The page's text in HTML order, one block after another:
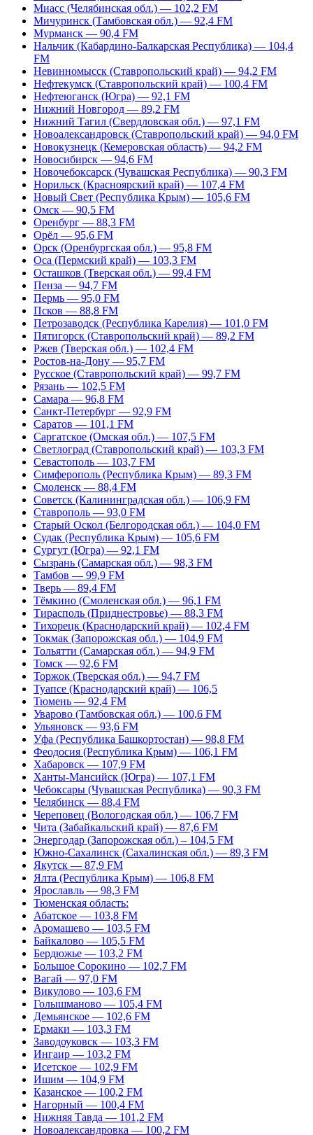
Миасс (Челябинская обл.) — 102,2 FM
Мичуринск (Тамбовская обл.) — 92,4 FM
Мурманск — 90,4 FM
Нальчик (Кабардино-Балкарская Республика) — 104,4
FM
Невинномысск (Ставропольский край) — 94,2 FM
Нефтекумск (Ставропольский край) — 100,4 FM
Нефтеюганск (Югра) — 92,1 FM
Нижний Новгород — 89,2 FM
Нижний Тагил (Свердловская обл.) — 97,1 FM
Новоалександровск (Ставропольский край) — 94,0 FM
Новокузнецк (Кемеровская область) — 94,2 FM
Новосибирск — 94,6 FM
Новочебоксарск (Чувашская Республика) — 90,3 FM
Норильск (Красноярский край) — 107,4 FM
Новый Свет (Республика Крым) — 105,6 FM
Омск — 90,5 FM
Оренбург — 88,3 FM
Орёл — 95,6 FM
Орск (Оренбургская обл.) — 95,8 FM
Оса (Пермский край) — 103,3 FM
Осташков (Тверская обл.) — 99,4 FM
Пенза — 94,7 FM
Пермь — 95,0 FM
Псков — 88,8 FM
Петрозаводск (Республика Карелия) — 101,0 FM
Пятигорск (Ставропольский край) — 89,2 FM
Ржев (Тверская обл.) — 102,4 FM
Ростов-на-Дону — 95,7 FM
Русское (Ставропольский край) — 99,7 FM
Рязань — 102,5 FM
Самара — 96,8 FM
Санкт-Петербург — 92,9 FM
Саратов — 101,1 FM
Саргатское (Омская обл.) — 107,5 FM
Светлоград (Ставропольский край) — 103,3 FM
Севастополь — 103,7 FM
Симферополь (Республика Крым) — 89,3 FM
Смоленск — 88,4 FM
Советск (Калининградская обл.) — 106,9 FM
Ставрополь — 93,0 FM
Старый Оскол (Белгородская обл.) — 104,0 FM
Судак (Республика Крым) — 105,6 FM
Сургут (Югра) — 92,1 FM
Сызрань (Самарская обл.) — 98,3 FM
Тамбов — 99,9 FM
Тверь — 89,4 FM
Тёмкино (Смоленская обл.) — 96,1 FM
Тирасполь (Приднестровье) — 88,3 FM
Тихорецк (Краснодарский край) — 102,4 FM
Токмак (Запорожская обл.) — 104,9 FM
Тольятти (Самарская обл.) — 94,9 FM
Томск — 92,6 FM
Торжок (Тверская обл.) — 94,7 FM
Туапсе (Краснодарский край) — 106,5
Тюмень — 92,4 FM
Уварово (Тамбовская обл.) — 100,6 FM
Ульяновск — 93,6 FM
Уфа (Республика Башкортостан) — 98,8 FM
Феодосия (Республика Крым) — 106,1 FM
Хабаровск — 107,9 FM
Ханты-Мансийск (Югра) — 107,1 FM
Чебоксары (Чувашская Республика) — 90,3 FM
Челябинск — 88,4 FM
Череповец (Вологодская обл.) — 106,7 FM
Чита (Забайкальский край) — 87,6 FM
Энергодар (Запорожская обл.) – 104,5 FM
Южно-Сахалинск (Сахалинская обл.) — 89,3 FM
Якутск — 87,9 FM
Ялта (Республика Крым) — 106,8 FM
Ярославль — 98,3 FM
Тюменская область:
Абатское — 103,8 FM
Аромашево — 103,5 FM
Байкалово — 105,5 FM
Бердюжье — 103,2 FM
Большое Сорокино — 102,7 FM
Вагай — 97,0 FM
Викулово — 103,6 FM
Голышманово — 105,4 FM
Демьянское — 102,6 FM
Ермаки — 103,3 FM
Заводоуковск — 103,3 FM
Ингаир — 103,2 FM
Исетское — 102,9 FM
Ишим — 104,9 FM
Казанское — 100,2 FM
Нагорный — 100,4 FM
Нижняя Тавда — 101,2 FM
Новоалександровка — 100,2 FM